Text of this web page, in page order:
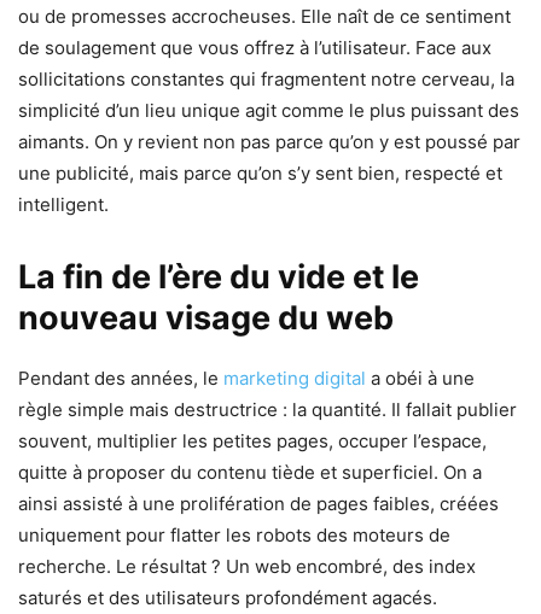
ou de promesses accrocheuses. Elle naît de ce sentiment
de soulagement que vous offrez à l’utilisateur. Face aux
sollicitations constantes qui fragmentent notre cerveau, la
simplicité d’un lieu unique agit comme le plus puissant des
aimants. On y revient non pas parce qu’on y est poussé par
une publicité, mais parce qu’on s’y sent bien, respecté et
intelligent.
La fin de l’ère du vide et le
nouveau visage du web
Pendant des années, le marketing digital a obéi à une
règle simple mais destructrice : la quantité. Il fallait publier
souvent, multiplier les petites pages, occuper l’espace,
quitte à proposer du contenu tiède et superficiel. On a
ainsi assisté à une prolifération de pages faibles, créées
uniquement pour flatter les robots des moteurs de
recherche. Le résultat ? Un web encombré, des index
saturés et des utilisateurs profondément agacés.